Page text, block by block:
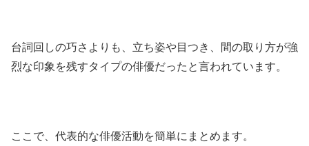
台詞回しの巧さよりも、立ち姿や目つき、間の取り方が強
烈な印象を残すタイプの俳優だったと言われています。
ここで、代表的な俳優活動を簡単にまとめます。